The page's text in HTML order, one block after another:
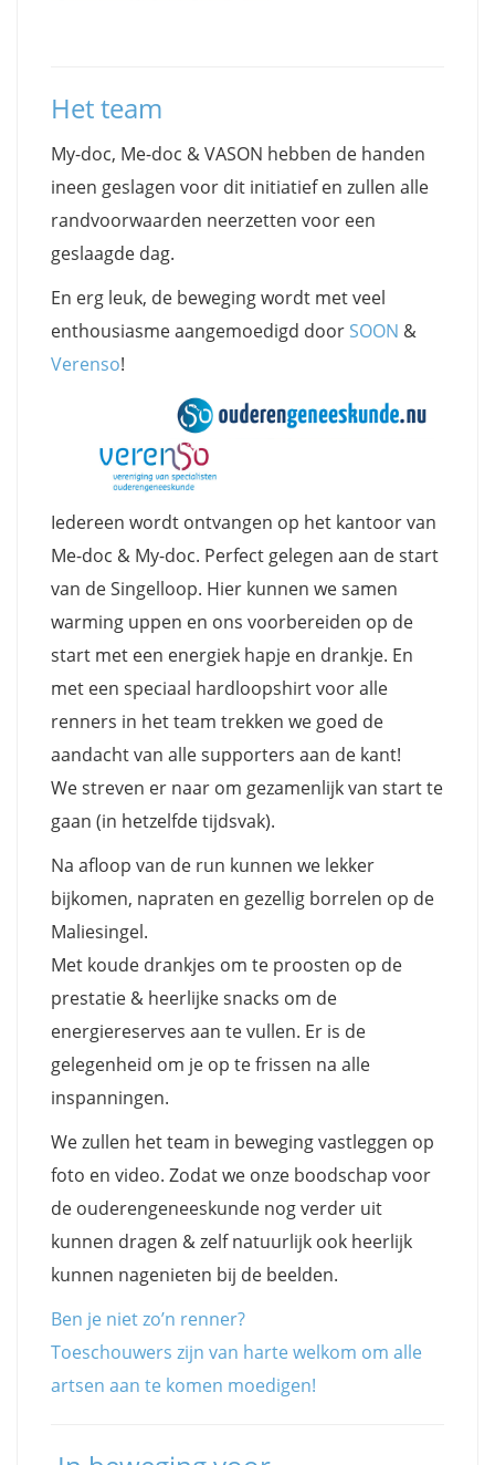
Het team
My-doc, Me-doc & VASON hebben de handen
ineen geslagen voor dit initiatief en zullen alle
randvoorwaarden neerzetten voor een
geslaagde dag.
En erg leuk, de beweging wordt met veel
enthousiasme aangemoedigd door SOON &
Verenso!
Iedereen wordt ontvangen op het kantoor van
Me-doc & My-doc. Perfect gelegen aan de start
van de Singelloop. Hier kunnen we samen
warming uppen en ons voorbereiden op de
start met een energiek hapje en drankje. En
met een speciaal hardloopshirt voor alle
renners in het team trekken we goed de
aandacht van alle supporters aan de kant!
We streven er naar om gezamenlijk van start te
gaan (in hetzelfde tijdsvak).
Na afloop van de run kunnen we lekker
bijkomen, napraten en gezellig borrelen op de
Maliesingel.
Met koude drankjes om te proosten op de
prestatie & heerlijke snacks om de
energiereserves aan te vullen. Er is de
gelegenheid om je op te frissen na alle
inspanningen.
We zullen het team in beweging vastleggen op
foto en video. Zodat we onze boodschap voor
de ouderengeneeskunde nog verder uit
kunnen dragen & zelf natuurlijk ook heerlijk
kunnen nagenieten bij de beelden.
Ben je niet zo’n renner?
Toeschouwers zijn van harte welkom om alle
artsen aan te komen moedigen!